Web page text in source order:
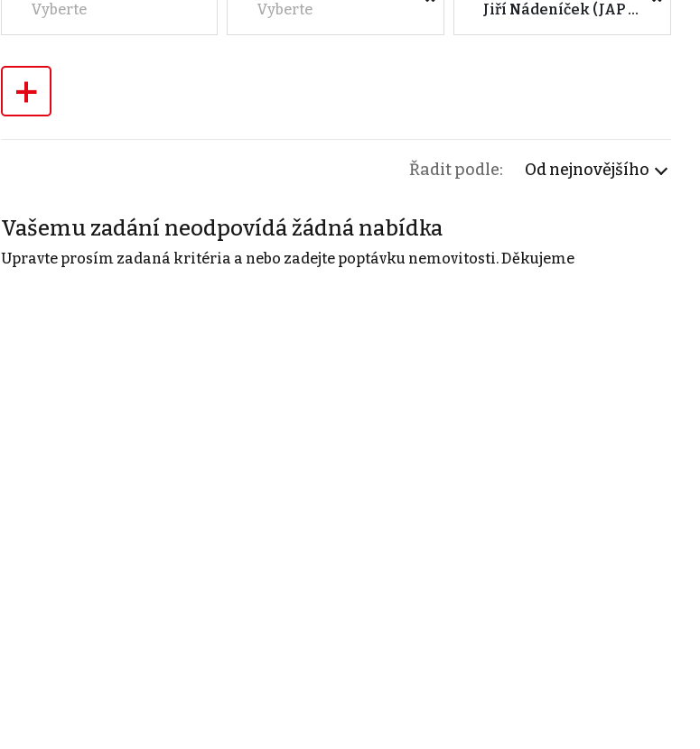
Vyberte Vyberte Jiří Nádeníček (JAP Reality Brno)
+
Řadit podle: Od nejnovějšího
Vašemu zadání neodpovídá žádná nabídka
Upravte prosím zadaná kritéria a nebo zadejte poptávku nemovitosti. Děkujeme